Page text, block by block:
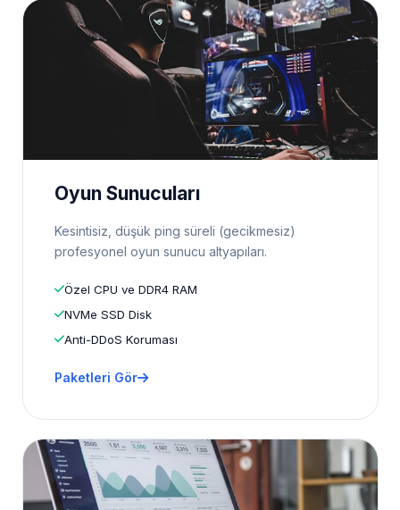
Oyun Sunucuları
Kesintisiz, düşük ping süreli (gecikmesiz)
profesyonel oyun sunucu altyapıları.
Özel CPU ve DDR4 RAM
NVMe SSD Disk
Anti-DDoS Koruması
Paketleri Gör